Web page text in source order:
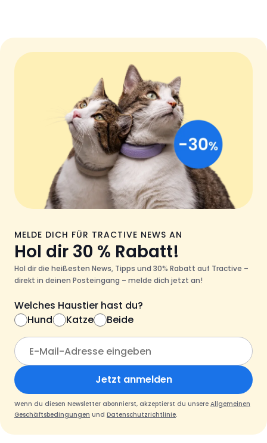
MELDE DICH FÜR TRACTIVE NEWS AN
Hol dir 30 % Rabatt!
Hol dir die heißesten News, Tipps und 30% Rabatt auf Tractive –
direkt in deinen Posteingang – melde dich jetzt an!
Welches Haustier hast du?
Hund
Katze Beide
Jetzt anmelden
Wenn du diesen Newsletter abonnierst, akzeptierst du unsere Allgemeinen
Geschäftsbedingungen und Datenschutzrichtlinie.